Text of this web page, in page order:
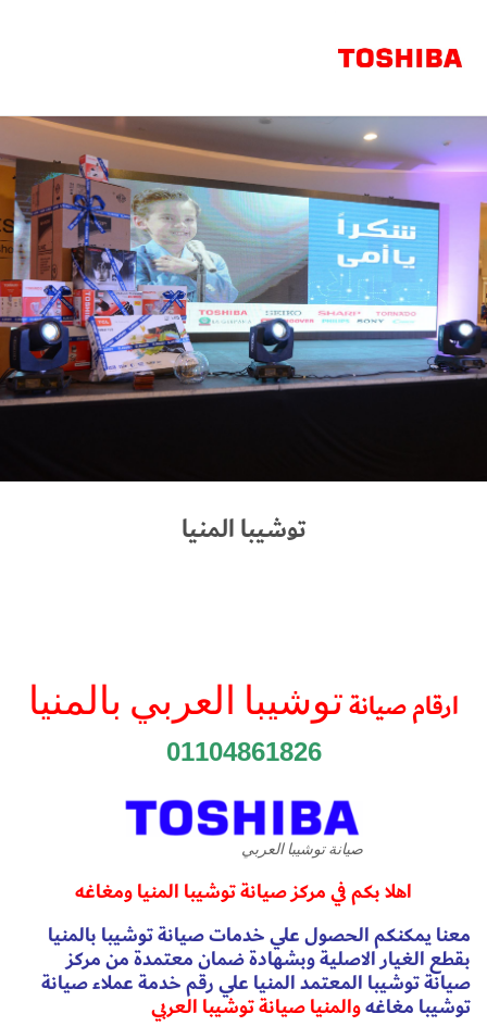
توشيبا المنيا
ارقام صيانةتوشيبا العربي بالمنيا
01104861826
صيانة توشيبا العربي
اهلا بكم في مركز صيانة توشيبا المنيا ومغاغه
معنا يمكنكم الحصول علي خدمات صيانة توشيبا بالمنيا
بقطع الغيار الاصلية وبشهادة ضمان معتمدة من مركز
صيانة توشيبا المعتمد المنيا علي رقم خدمة عملاء صيانة
توشيبا مغاغهوالمنيا صيانة توشيبا العربي